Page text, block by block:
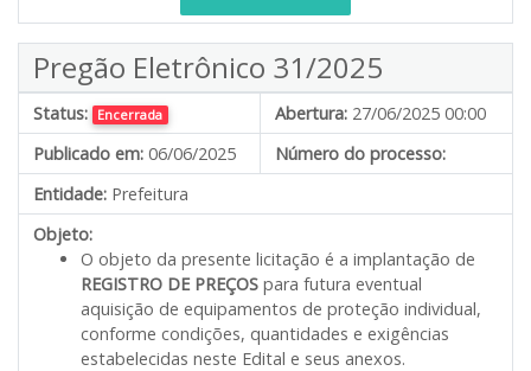
Pregão Eletrônico 31/2025
Status: Encerrada Abertura: 27/06/2025 00:00
Publicado em: 06/06/2025
Número do processo:
Entidade: Prefeitura
Objeto:
O objeto da presente licitação é a implantação de
REGISTRO DE PREÇOS para futura eventual
aquisição de equipamentos de proteção individual,
conforme condições, quantidades e exigências
estabelecidas neste Edital e seus anexos.